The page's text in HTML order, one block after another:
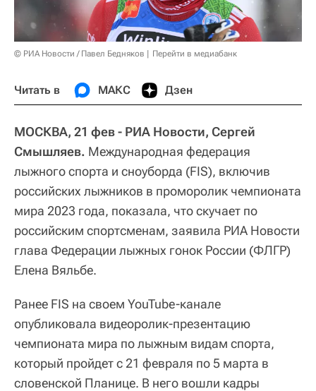
© РИА Новости / Павел Бедняков Перейти в медиабанк
Читать в МАКС Дзен
МОСКВА, 21 фев - РИА Новости, Сергей
Смышляев. Международная федерация
лыжного спорта и сноуборда (FIS), включив
российских лыжников в проморолик чемпионата
мира 2023 года, показала, что скучает по
российским спортсменам, заявила РИА Новости
глава Федерации лыжных гонок России (ФЛГР)
Елена Вяльбе.
Ранее FIS на своем YouTube-канале
опубликовала видеоролик-презентацию
чемпионата мира по лыжным видам спорта,
который пройдет с 21 февраля по 5 марта в
словенской Планице. В него вошли кадры